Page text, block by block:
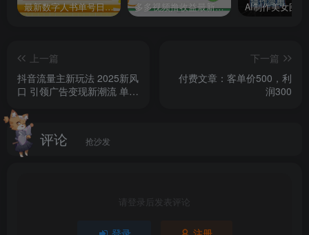
最新数字人书单号日400+创业粉，单日变现五位数，市面卖5980附软件和详… 多多视频撸收益最新玩法，高收益技术，单日变现2000+，附赠全套技术资料
上一篇
抖音流量主新玩法 2025新风
口 引领广告变现新潮流 单日
下一篇
付费文章：客单价500，利
润300
评论 抢沙发
请登录后发表评论